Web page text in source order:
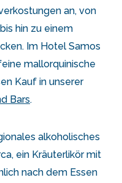
an, von
hin zu einem
Im Hotel Samos
mallorquinische
Kauf in unserer
Bars.
alkoholisches
ein Kräuterlikör mit
nach dem Essen